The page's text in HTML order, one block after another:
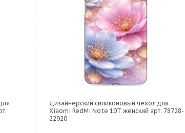
Дизайнерский силиконовый чехол для
Xiaomi RedMi Note 10T женский арт: 78728-
22920